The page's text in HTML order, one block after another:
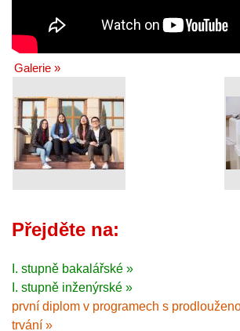
Galerie »
Přejděte na:
I. stupně bakalářské »
I. stupně inženýrské »
první diplom v programech s
trvání »